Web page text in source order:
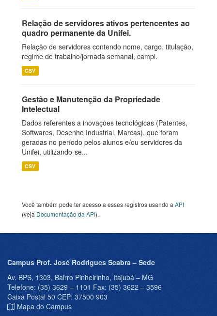
Relação de servidores ativos pertencentes ao
quadro permanente da Unifei.
Relação de servidores contendo nome, cargo, titulação,
regime de trabalho/jornada semanal, campi.
CSV
Gestão e Manutenção da Propriedade
Intelectual
Dados referentes a inovações tecnológicas (Patentes,
Softwares, Desenho Industrial, Marcas), que foram
geradas no período pelos alunos e/ou servidores da
Unifei, utilizando-se...
CSV
Você também pode ter acesso a esses registros usando a API
(veja Documentação da API).
Campus Prof. José Rodrigues Seabra – Sede
Av. BPS, 1303, Bairro Pinheirinho, Itajubá – MG
Telefone: (35) 3629 – 1101 Fax: (35) 3622 – 3596
Caixa Postal 50 CEP: 37500 903
Mapa do Campus